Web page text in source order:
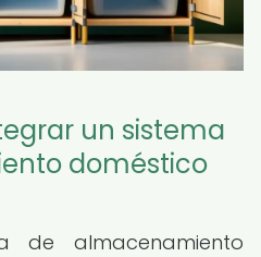
un sistema
doméstico
de almacenamiento